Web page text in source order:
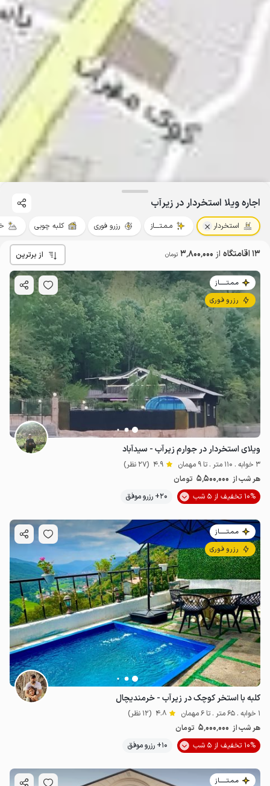
اجاره ویلا استخردار در زیرآب
استخردار مـمـتــــاز رزرو فوری کلبه چوبی
13 اقامتگاه از 3٬800٬000 تومان از برترین
مـمـتــــــاز
رزرو فوری
ویلای استخردار در جوارم زیرآب - سیدآباد
3 خوابه . 110 متر . تا 9 مهمان 4.9 (27 نظر)
هر شب از 5٬500٬000 تومان
10% تخفیف از 5 شب
20+ رزرو موفق
مـمـتــــــاز
رزرو فوری
کلبه با استخر کوچک در زیرآب - خرمندیچال
1 خوابه . 65 متر . تا 6 مهمان 4.8 (12 نظر)
هر شب از 5٬000٬000 تومان
10% تخفیف از 5 شب
10+ رزرو موفق
مـمـتــــــاز